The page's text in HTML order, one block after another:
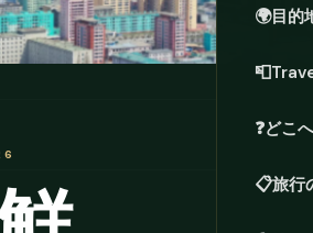
🌍目的
📮
❓どこ
📋旅行